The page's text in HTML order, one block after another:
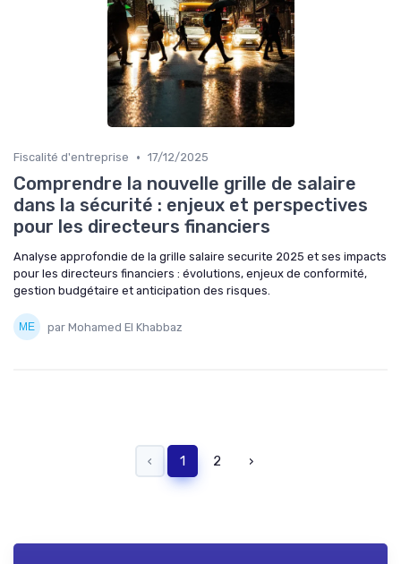
Fiscalité d'entreprise • 17/12/2025
Comprendre la nouvelle grille de salaire
dans la sécurité : enjeux et perspectives
pour les directeurs financiers
Analyse approfondie de la grille salaire securite 2025 et ses impacts
pour les directeurs financiers : évolutions, enjeux de conformité,
gestion budgétaire et anticipation des risques.
par Mohamed El Khabbaz
‹ 1 2 ›